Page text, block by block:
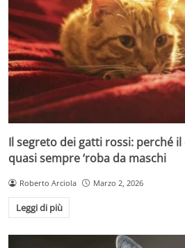
Il segreto dei gatti rossi: perché
quasi sempre ‘roba da maschi
Roberto Arciola Marzo 2, 2026
Leggi di più